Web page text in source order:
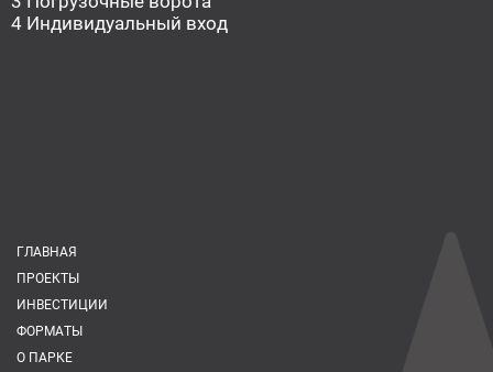
4 Индивидуальный вход
ГЛАВНАЯ
ПРОЕКТЫ
ИНВЕСТИЦИИ
ФОРМАТЫ
О ПАРКЕ